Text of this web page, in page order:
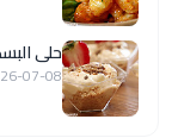
حلى
07-08